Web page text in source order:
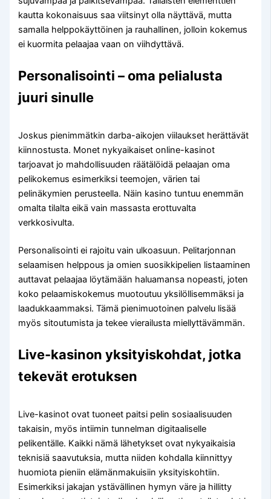
kautta kokonaisuus saa viitsinyt olla näyttävä, mutta
samalla helppokäyttöinen ja rauhallinen, jolloin kokemus
ei kuormita pelaajaa vaan on viihdyttävä.
Personalisointi – oma pelialusta
juuri sinulle
Joskus pienimmätkin darba-aikojen viilaukset herättävät
kiinnostusta. Monet nykyaikaiset online-kasinot
tarjoavat jo mahdollisuuden räätälöidä pelaajan oma
pelikokemus esimerkiksi teemojen, värien tai
pelinäkymien perusteella. Näin kasino tuntuu enemmän
omalta tilalta eikä vain massasta erottuvalta
verkkosivulta.
Personalisointi ei rajoitu vain ulkoasuun. Pelitarjonnan
selaamisen helppous ja omien suosikkipelien listaaminen
auttavat pelaajaa löytämään haluamansa nopeasti, joten
koko pelaamiskokemus muotoutuu yksilöllisemmäksi ja
laadukkaammaksi. Tämä pienimuotoinen palvelu lisää
myös sitoutumista ja tekee vierailusta miellyttävämmän.
Live-kasinon yksityiskohdat, jotka
tekevät erotuksen
Live-kasinot ovat tuoneet paitsi pelin sosiaalisuuden
takaisin, myös intiimin tunnelman digitaaliselle
pelikentälle. Kaikki nämä lähetykset ovat nykyaikaisia
teknisiä saavutuksia, mutta niiden kohdalla kiinnittyy
huomiota pieniin elämänmakuisiin yksityiskohtiin.
Esimerkiksi jakajan ystävällinen hymyn väre ja hillitty